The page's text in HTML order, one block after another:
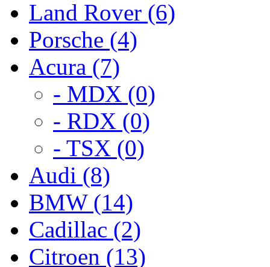
Land Rover (6)
Porsche (4)
Acura (7)
- MDX (0)
- RDX (0)
- TSX (0)
Audi (8)
BMW (14)
Cadillac (2)
Citroen (13)